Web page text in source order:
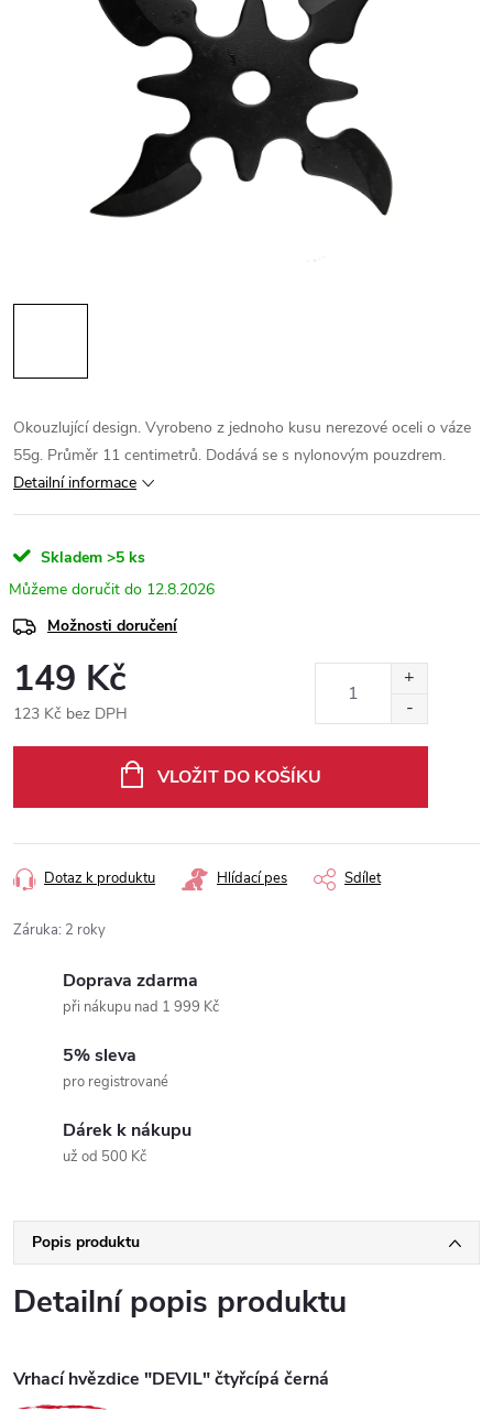
Okouzlující design. Vyrobeno z jednoho kusu nerezové oceli o váze
55g. Průměr 11 centimetrů. Dodává se s nylonovým pouzdrem.
Detailní informace
Skladem >5 ks
12.8.2026
Možnosti doručení
149 Kč
123 Kč bez DPH
VLOŽIT DO KOŠÍKU
Dotaz k produktu Hlídací pes Sdílet
Záruka: 2 roky
Doprava zdarma
při nákupu nad 1 999 Kč
5% sleva
pro registrované
Dárek k nákupu
už od 500 Kč
Popis produktu
Detailní popis produktu
Vrhací hvězdice "DEVIL" čtyřcípá černá